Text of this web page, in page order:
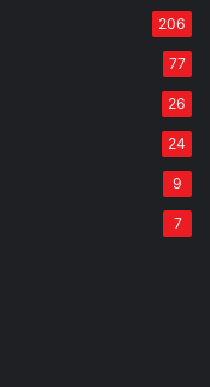
206
77
26
24
9
7